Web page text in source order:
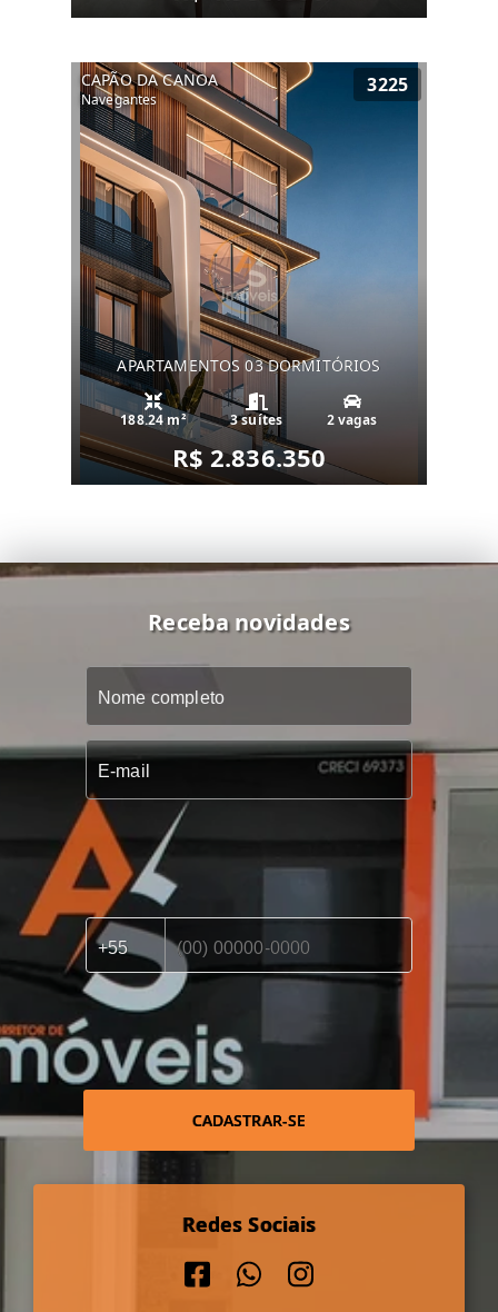
CAPÃO DA CANOA
Navegantes
3225
APARTAMENTOS 03 DORMITÓRIOS
188.24 m² 3 suítes 2 vagas
R$ 2.836.350
Receba novidades
CADASTRAR-SE
Redes Sociais